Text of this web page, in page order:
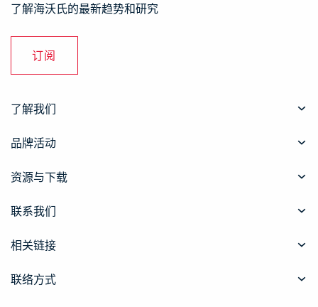
了解海沃氏的最新趋势和研究
订阅
了解我们
品牌活动
资源与下载
联系我们
相关链接
联络方式